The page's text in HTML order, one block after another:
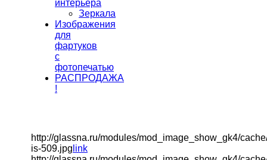
интерьера
Зеркала
Изображения
для
фартуков
с
фотопечатью
РАСПРОДАЖА
!
http://glassna.ru/modules/mod_image_show_gk4/
is-509.jpg link